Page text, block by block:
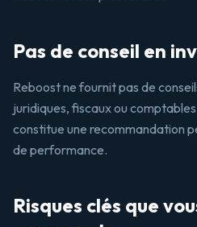
Pas de conseil en
Reboost ne fournit pas de
juridiques, fiscaux ou
constitue une recommandation
de performance.
Risques clés que